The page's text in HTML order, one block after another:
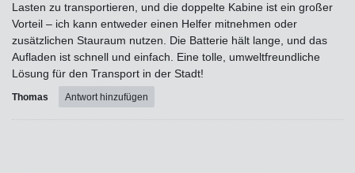
Lasten zu transportieren, und die doppelte Kabine ist ein großer
Vorteil – ich kann entweder einen Helfer mitnehmen oder
zusätzlichen Stauraum nutzen. Die Batterie hält lange, und das
Aufladen ist schnell und einfach. Eine tolle, umweltfreundliche
Lösung für den Transport in der Stadt!
Thomas Antwort hinzufügen